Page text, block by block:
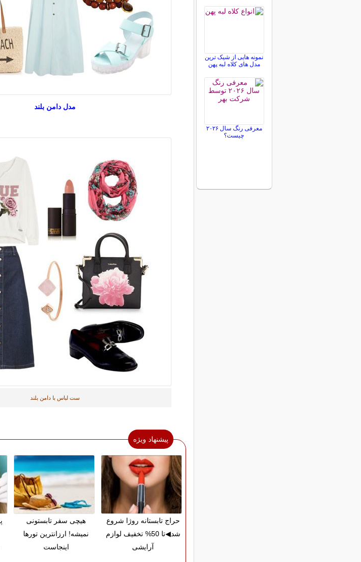
مدل دامن بلند
ست لباس با دامن بلند
پیشنهاد ویژه
حراج تابستانه روژا شروع
شد◀تا 50% تخفیف لوازم
آرایشی
هیچی سفر تابستونی
نمیشه! ارزانترین تورها
اینجاست
نمونه هایی از شیک ترین
مدل های کلاه لبه پهن
معرفی رنگ سال ۲۰۲۶
چیست؟